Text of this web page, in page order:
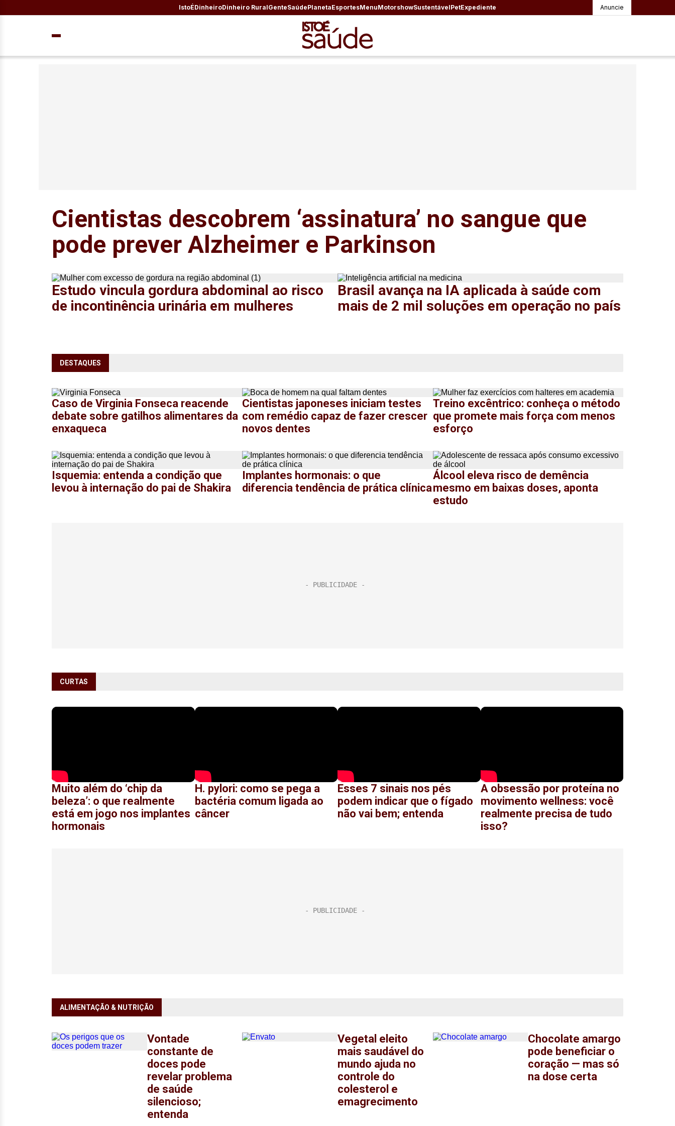
IstoÉDinheiroDinheiro RuralGenteSaúdePlanetaEsportesMenuMotorshowSustentávelPetExpediente Anuncie
Cientistas descobrem ‘assinatura’ no sangue que
pode prever Alzheimer e Parkinson
Estudo vincula gordura abdominal ao risco
de incontinência urinária em mulheres
Brasil avança na IA aplicada à saúde com
mais de 2 mil soluções em operação no país
DESTAQUES
Caso de Virginia Fonseca reacende
debate sobre gatilhos alimentares da
enxaqueca
Cientistas japoneses iniciam testes
com remédio capaz de fazer crescer
novos dentes
Treino excêntrico: conheça o método
que promete mais força com menos
esforço
Isquemia: entenda a condição que
levou à internação do pai de Shakira
Implantes hormonais: o que
diferencia tendência de prática clínica
Álcool eleva risco de demência
mesmo em baixas doses, aponta
estudo
CURTAS
Muito além do ‘chip da
beleza’: o que realmente
está em jogo nos implantes
hormonais
H. pylori: como se pega a
bactéria comum ligada ao
câncer
Esses 7 sinais nos pés
podem indicar que o fígado
não vai bem; entenda
A obsessão por proteína no
movimento wellness: você
realmente precisa de tudo
isso?
ALIMENTAÇÃO & NUTRIÇÃO
Vontade
constante de
doces pode
revelar problema
de saúde
silencioso;
entenda
Vegetal eleito
mais saudável do
mundo ajuda no
controle do
colesterol e
emagrecimento
Chocolate amargo
pode beneficiar o
coração — mas só
na dose certa